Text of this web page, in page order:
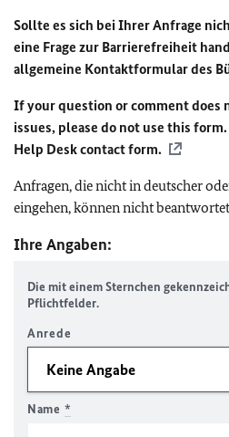
Sollte es sich bei Ihrer Anfrage
eine Frage zur Barrierefreiheit
allgemeine Kontaktformular des
If your question or comment does
issues, please do not use this
Help Desk contact form.
Anfragen, die nicht in deutscher
eingehen, können nicht
Ihre Angaben:
Die mit einem Sternchen
Pflichtfelder.
Anrede
Name *